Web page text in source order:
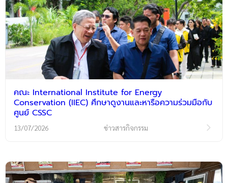
คณะ International Institute for Energy
Conservation (IIEC) ศึกษาดูงานและหารือความร่วมมือกับ
ศูนย์ CSSC
13/07/2026 ข่าวสารกิจกรรม